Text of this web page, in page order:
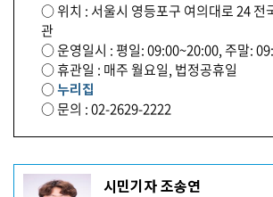
○ 위치 : 서울시 영등포구 여의대로 24 전
관
○ 운영일시 : 평일: 09:00~20:00, 주말:
○ 휴관일 : 매주 월요일, 법정공휴일
○누리집
○ 문의 : 02-2629-2222
기 시민기자 조송연